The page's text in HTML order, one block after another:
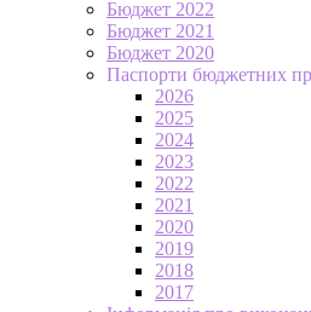
Бюджет 2022
Бюджет 2021
Бюджет 2020
Паспорти бюджетних
2026
2025
2024
2023
2022
2021
2020
2019
2018
2017